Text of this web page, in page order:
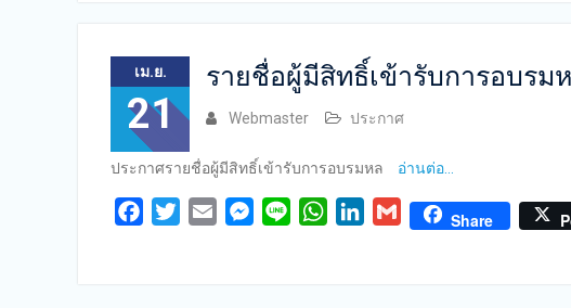
เม.ย.
21
รายชื่อผู้มีสิทธิ์เข้ารับการอบรม
Webmaster ประกาศ
ประกาศรายชื่อผู้มีสิทธิ์เข้ารับการอบรมหล อ่านต่อ…
FacebookTwitterEmail Messenger
Line WhatsAppLinkedIn
Gmail Share